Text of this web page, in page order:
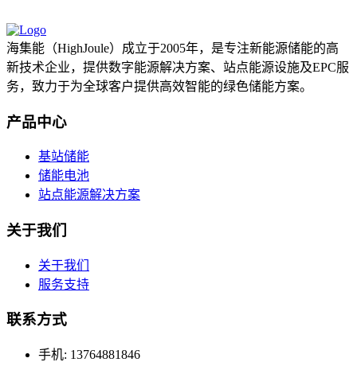
海集能（HighJoule）成立于2005年，是专注新能源储能的高
新技术企业，提供数字能源解决方案、站点能源设施及EPC服
务，致力于为全球客户提供高效智能的绿色储能方案。
产品中心
基站储能
储能电池
站点能源解决方案
关于我们
关于我们
服务支持
联系方式
手机: 13764881846